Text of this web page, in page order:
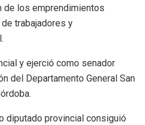
de los emprendimientos
trabajadores y
y ejerció como senador
del Departamento General San
diputado provincial consiguió